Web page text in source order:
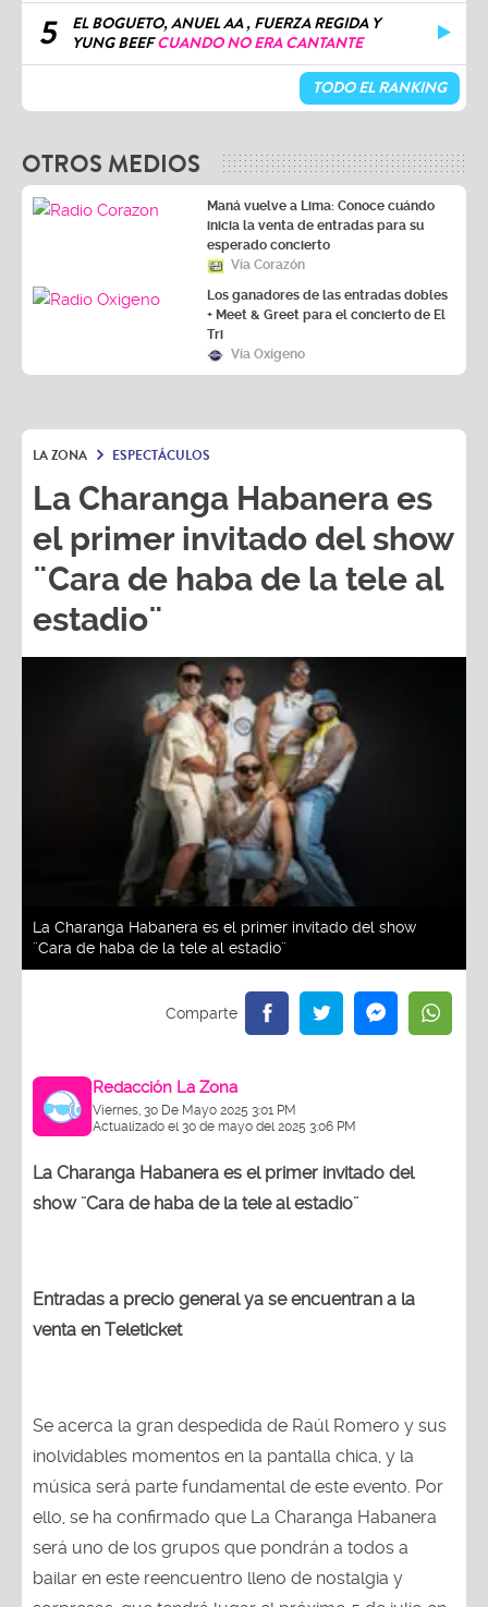
5
EL BOGUETO, ANUEL AA , FUERZA REGIDA Y
YUNG BEEFCUANDO NO ERA CANTANTE
TODO EL RANKING
OTROS MEDIOS
Maná vuelve a Lima: Conoce cuándo
inicia la venta de entradas para su
esperado concierto
Vía Corazón
Los ganadores de las entradas dobles
+ Meet & Greet para el concierto de El
Tri
Vía Oxígeno
LA ZONA ESPECTÁCULOS
La Charanga Habanera es
el primer invitado del show
¨Cara de haba de la tele al
estadio¨
La Charanga Habanera es el primer invitado del show
¨Cara de haba de la tele al estadio¨
Redacción La Zona
Viernes, 30 De Mayo 2025 3:01 PM
Actualizado el 30 de mayo del 2025 3:06 PM
La Charanga Habanera es el primer invitado del
show ¨Cara de haba de la tele al estadio¨
Entradas a precio general ya se encuentran a la
venta en Teleticket
Se acerca la gran despedida de Raúl Romero y sus
inolvidables momentos en la pantalla chica, y la
música será parte fundamental de este evento. Por
ello, se ha confirmado que La Charanga Habanera
será uno de los grupos que pondrán a todos a
bailar en este reencuentro lleno de nostalgia y